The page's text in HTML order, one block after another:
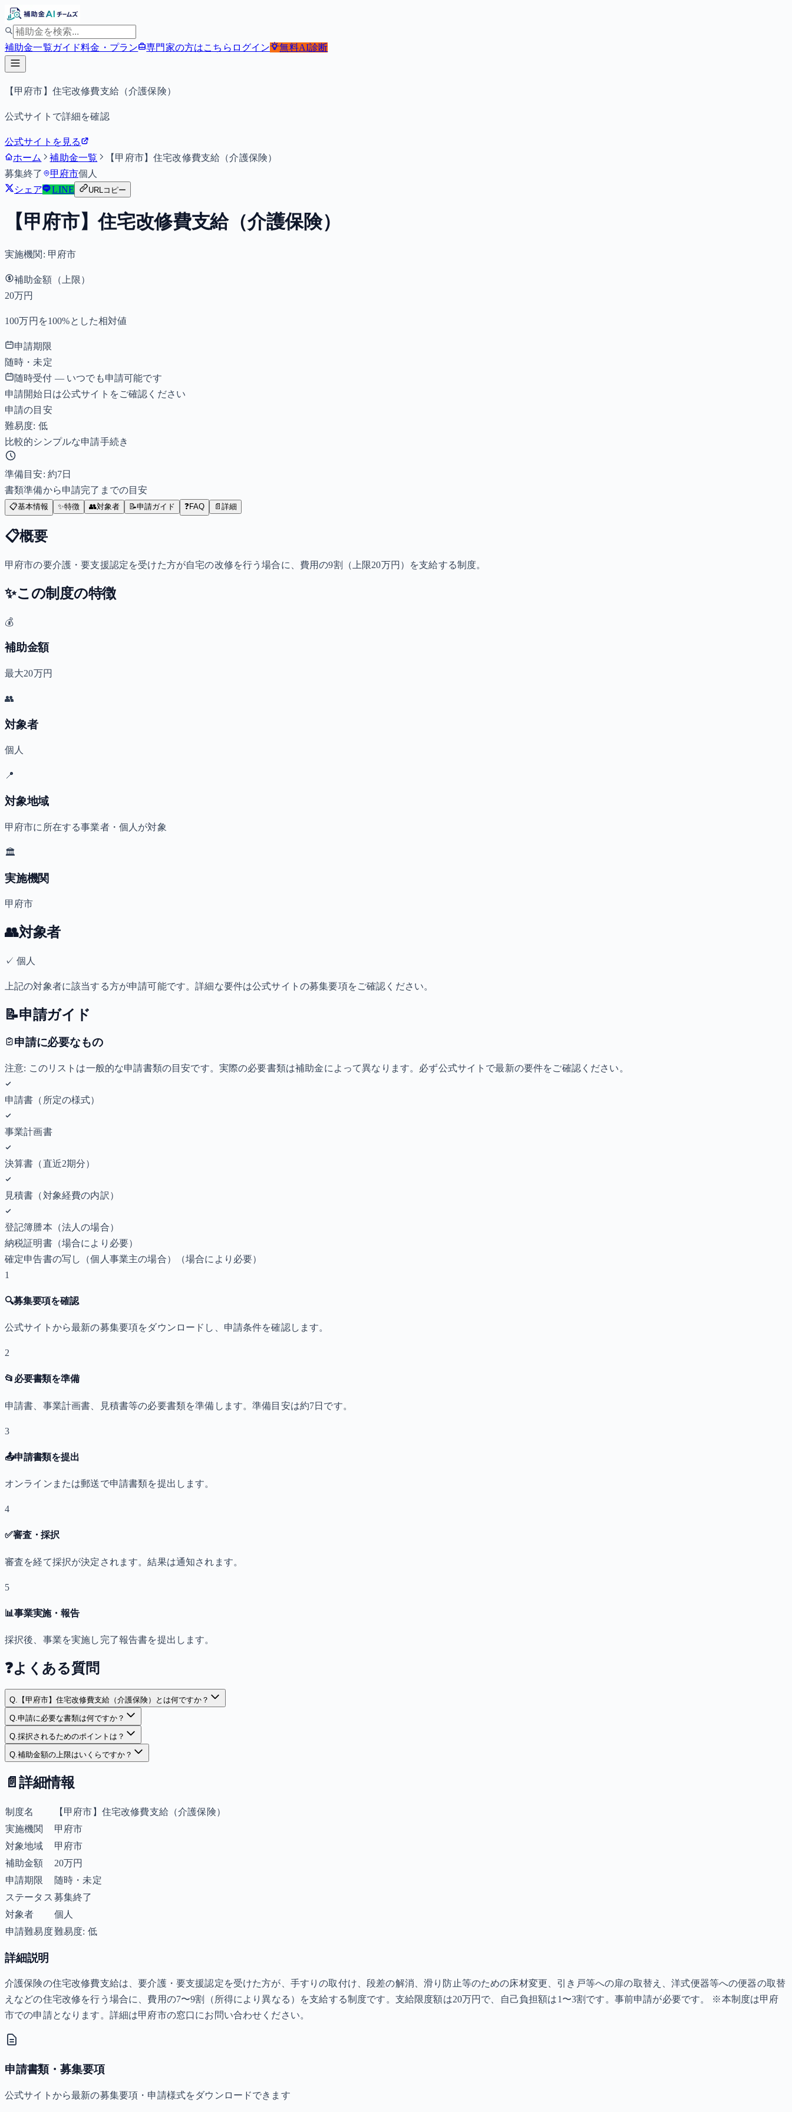
補助金一覧ガイド料金・プラン 専門家の方はこちら ログイン 無料AI診断
【甲府市】住宅改修費支給（介護保険）
公式サイトで詳細を確認
公式サイトを見る
ホーム
補助金一覧
【甲府市】住宅改修費支給（介護保険）
募集終了
甲府市個人
シェア
LINE URLコピー
【甲府市】住宅改修費支給（介護保険）
実施機関: 甲府市
補助金額（上限）
20万円
100万円を100%とした相対値
申請期限
随時・未定
随時受付 — いつでも申請可能です
申請開始日は公式サイトをご確認ください
申請の目安
難易度: 低
比較的シンプルな申請手続き
準備目安: 約7日
書類準備から申請完了までの目安
📋基本情報 ✨特徴 👥対象者 📝申請ガイド ❓FAQ 📄 詳細
📋概要
甲府市の要介護・要支援認定を受けた方が自宅の改修を行う場合に、費用の9割（上限20万円）を支給する制度。
✨この制度の特徴
💰
補助金額
最大20万円
👥
対象者
個人
📍
対象地域
甲府市に所在する事業者・個人が対象
🏛️
実施機関
甲府市
👥対象者
✓個人
上記の対象者に該当する方が申請可能です。詳細な要件は公式サイトの募集要項をご確認ください。
📝申請ガイド
申請に必要なもの
注意: このリストは一般的な申請書類の目安です。実際の必要書類は補助金によって異なります。必ず公式サイトで最新の要件をご確認ください。
申請書（所定の様式）
事業計画書
決算書（直近2期分）
見積書（対象経費の内訳）
登記簿謄本（法人の場合）
納税証明書（場合により必要）
確定申告書の写し（個人事業主の場合）
（場合により必要）
1
🔍募集要項を確認
公式サイトから最新の募集要項をダウンロードし、申請条件を確認します。
2
📂 必要書類を準備
申請書、事業計画書、見積書等の必要書類を準備します。準備目安は約7日です。
3
📤申請書類を提出
オンラインまたは郵送で申請書類を提出します。
4
✅審査・採択
審査を経て採択が決定されます。結果は通知されます。
5
📊事業実施・報告
採択後、事業を実施し完了報告書を提出します。
❓よくある質問
Q. 【甲府市】住宅改修費支給（介護保険）とは何ですか？
Q.申請に必要な書類は何ですか？
Q.採択されるためのポイントは？
Q.補助金額の上限はいくらですか？
📄 詳細情報
制度名
【甲府市】住宅改修費支給（介護保険）
実施機関
甲府市
対象地域
甲府市
補助金額
20万円
申請期限
随時・未定
ステータス 募集終了
対象者
個人
申請難易度難易度: 低
詳細説明
介護保険の住宅改修費支給は、要介護・要支援認定を受けた方が、手すりの取付け、段差の解消、滑り防止等のための床材変更、引き戸等への扉の取替え、洋式便器等への便器の取替
えなどの住宅改修を行う場合に、費用の7〜9割（所得により異なる）を支給する制度です。支給限度額は20万円で、自己負担額は1〜3割です。事前申請が必要です。 ※本制度は甲府
市での申請となります。詳細は甲府市の窓口にお問い合わせください。
申請書類・募集要項
公式サイトから最新の募集要項・申請様式をダウンロードできます